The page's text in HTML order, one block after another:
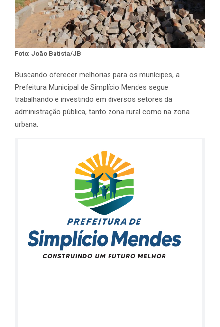
Foto: João Batista/JB
Buscando oferecer melhorias para os munícipes, a
Prefeitura Municipal de Simplício Mendes segue
trabalhando e investindo em diversos setores da
administração pública, tanto zona rural como na zona
urbana.